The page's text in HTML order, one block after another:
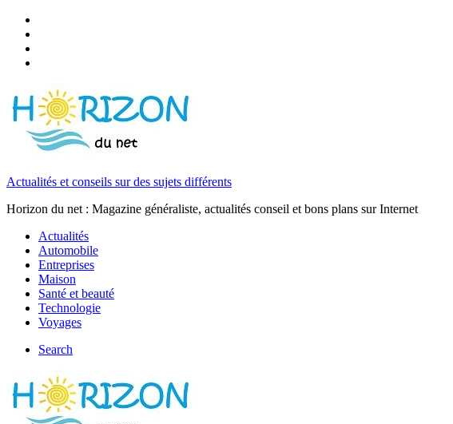
Actualités et conseils sur des sujets différents
Horizon du net : Magazine généraliste, actualités conseil et bons plans sur Internet
Actualités
Automobile
Entreprises
Maison
Santé et beauté
Technologie
Voyages
Search